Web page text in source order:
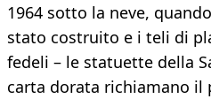
1964 sotto la neve,
stato costruito e i teli di
fedeli – le statuette della
carta dorata richiamano